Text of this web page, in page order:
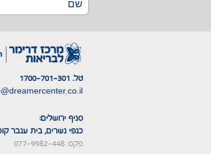
טל. 1700-701-301
סניף ירושלים:
כנפי נשרים, בית ענבר
פקס: 077-9982-448